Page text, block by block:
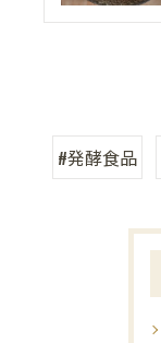
#発酵食品